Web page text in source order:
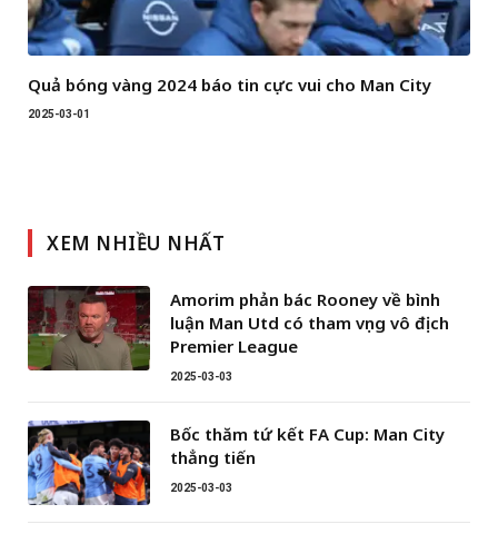
Quả bóng vàng 2024 báo tin cực vui cho Man City
2025-03-01
XEM NHIỀU NHẤT
Amorim phản bác Rooney về bình
luận Man Utd có tham vọng vô địch
Premier League
2025-03-03
Bốc thăm tứ kết FA Cup: Man City
thẳng tiến
2025-03-03